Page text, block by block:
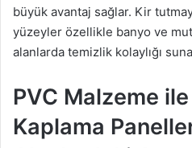
büyük avantaj sağlar. Kir
yüzeyler özellikle banyo ve
alanlarda temizlik kolaylığı
PVC Malzeme
Kaplama